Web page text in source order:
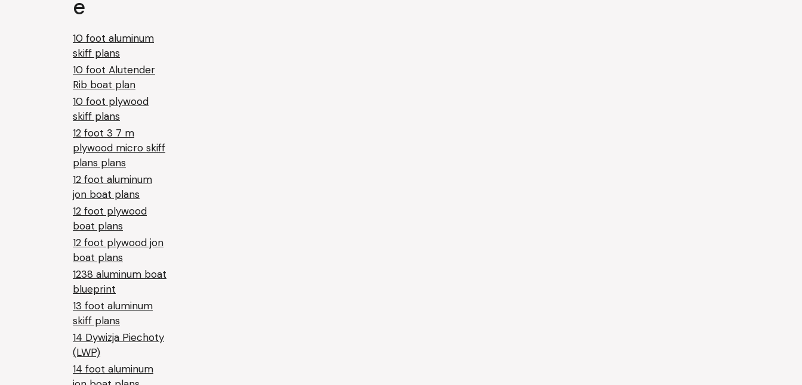
e
10 foot aluminum
skiff plans
10 foot Alutender
Rib boat plan
10 foot plywood
skiff plans
12 foot 3 7 m
plywood micro skiff
plans plans
12 foot aluminum
jon boat plans
12 foot plywood
boat plans
12 foot plywood jon
boat plans
1238 aluminum boat
blueprint
13 foot aluminum
skiff plans
14 Dywizja Piechoty
(LWP)
14 foot aluminum